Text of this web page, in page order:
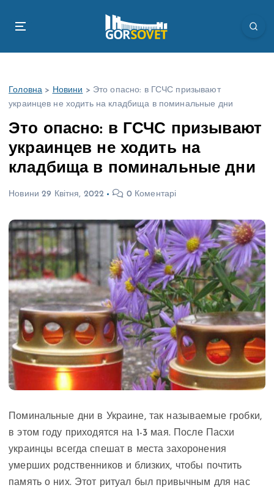
Головна > Новини > Это опасно: в ГСЧС призывают
украинцев не ходить на кладбища в поминальные дни
Это опасно: в ГСЧС призывают
украинцев не ходить на
кладбища в поминальные дни
Новини 29 Квітня, 2022 0 Коментарі
Поминальные дни в Украине, так называемые гробки,
в этом году приходятся на 1-3 мая. После Пасхи
украинцы всегда спешат в места захоронения
умерших родственников и близких, чтобы почтить
память о них. Этот ритуал был привычным для нас